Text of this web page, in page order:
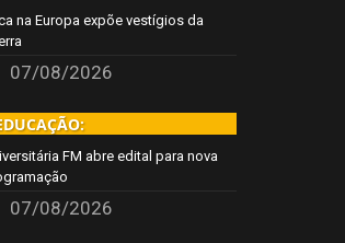
na Europa expõe vestígios da
07/08/2026
FM abre edital para nova
07/08/2026